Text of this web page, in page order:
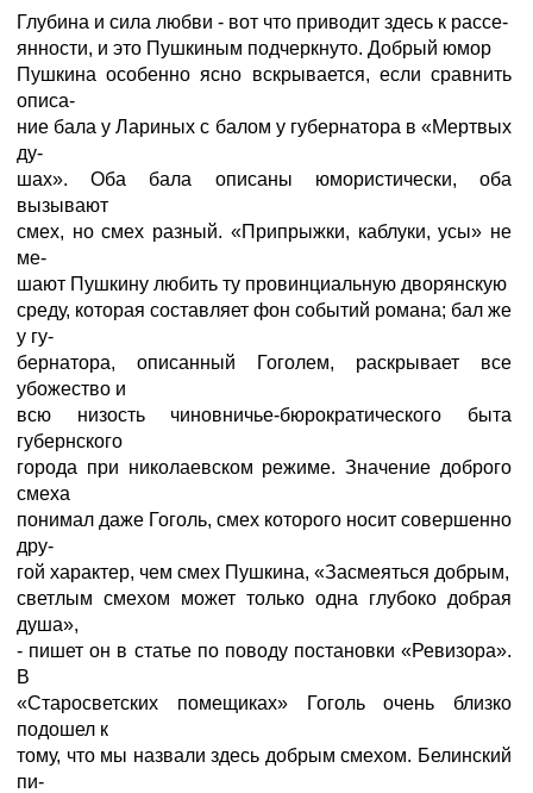
Глубина и сила любви - вот что приводит здесь к рассе-
янности, и это Пушкиным подчеркнуто. Добрый юмор
Пушкина особенно ясно вскрывается, если сравнить
описа-
ние бала у Лариных с балом у губернатора в «Мертвых
ду-
шах». Оба бала описаны юмористически, оба
вызывают
смех, но смех разный. «Припрыжки, каблуки, усы» не
ме-
шают Пушкину любить ту провинциальную дворянскую
среду, которая составляет фон событий романа; бал же
у гу-
бернатора, описанный Гоголем, раскрывает все
убожество и
всю низость чиновничье-бюрократического быта
губернского
города при николаевском режиме. Значение доброго
смеха
понимал даже Гоголь, смех которого носит совершенно
дру-
гой характер, чем смех Пушкина, «Засмеяться добрым,
светлым смехом может только одна глубоко добрая
душа»,
- пишет он в статье по поводу постановки «Ревизора».
В
«Старосветских помещиках» Гоголь очень близко
подошел к
тому, что мы назвали здесь добрым смехом. Белинский
пи-